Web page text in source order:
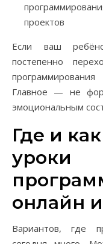
проектов
Если ваш
постепенно
Главное — не
эмоциональным
Где и
уроки
онлайн
Вариантов, где